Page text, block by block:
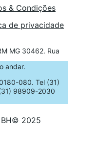
BH© 2025
& Condições
de privacidade
MG 30462. Rua
andar.
080. Tel (31)
98909-2030